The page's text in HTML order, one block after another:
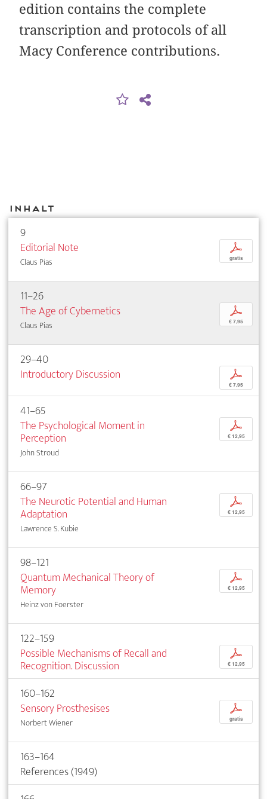
edition contains the complete
transcription and protocols of all
Macy Conference contributions.
Inhalt
9
Editorial Note
Claus Pias
p
gratis
11–26
The Age of Cybernetics
Claus Pias
p
€ 7,95
29–40
Introductory Discussion
p
€ 7,95
41–65
The Psychological Moment in
Perception
John Stroud
p
€ 12,95
66–97
The Neurotic Potential and Human
Adaptation
Lawrence S. Kubie
p
€ 12,95
98–121
Quantum Mechanical Theory of
Memory
Heinz von Foerster
p
€ 12,95
122–159
Possible Mechanisms of Recall and
Recognition. Discussion
p
€ 12,95
160–162
Sensory Prosthesises
Norbert Wiener
p
gratis
163–164
References (1949)